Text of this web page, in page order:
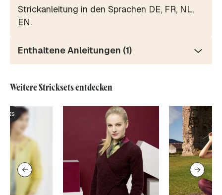
Strickanleitung in den Sprachen DE, FR, NL,
EN.
Enthaltene Anleitungen (1)
Weitere Stricksets entdecken